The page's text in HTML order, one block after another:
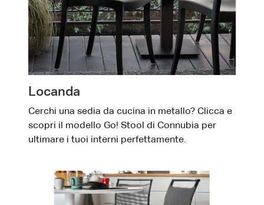
Locanda
Cerchi una sedia da cucina in metallo? Clicca e
scopri il modello Go! Stool di Connubia per
ultimare i tuoi interni perfettamente.